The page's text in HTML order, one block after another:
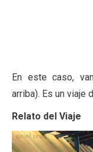
En este caso,
arriba). Es un viaje
Relato del Viaje